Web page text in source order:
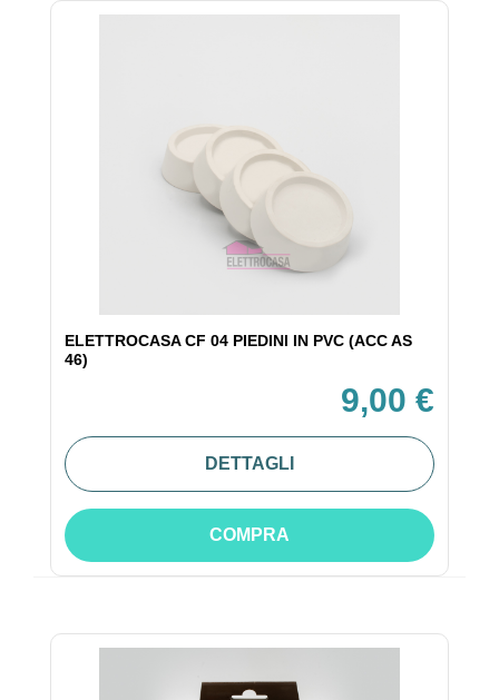
ELETTROCASA CF 04 PIEDINI IN PVC (ACC AS
46)
9,00 €
DETTAGLI
COMPRA